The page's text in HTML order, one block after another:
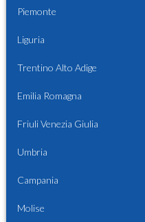
Piemonte
Liguria
Trentino Alto Adige
Emilia Romagna
Friuli Venezia Giulia
Umbria
Campania
Molise